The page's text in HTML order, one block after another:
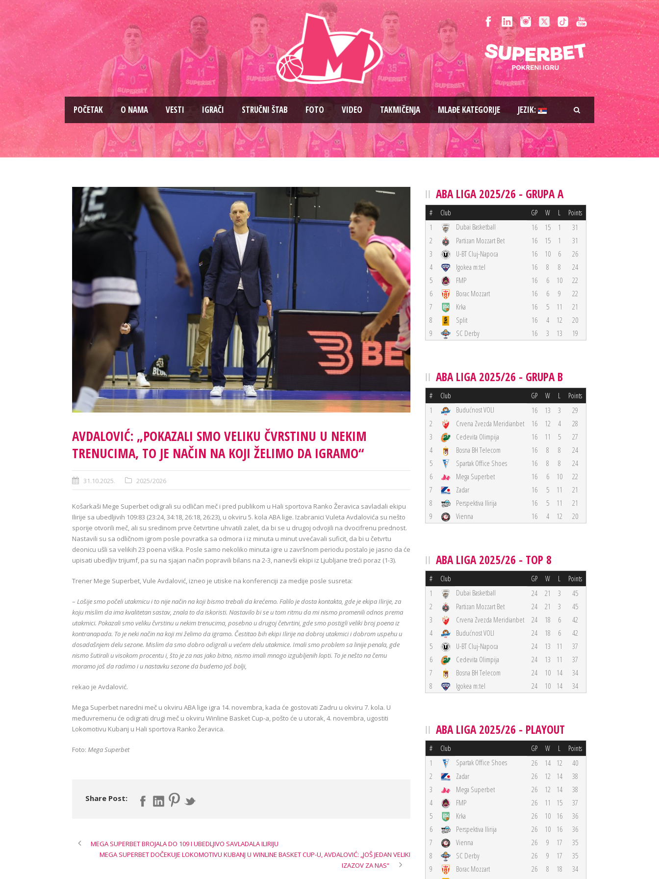
PОČETAK O NAMA VESTI IGRAČI STRUČNI ŠTAB FOTO VIDEO TAKMIČENJA MLAĐE KATEGORIJE JEZIK:
AVDALOVIĆ: „POKAZALI SMO VELIKU ČVRSTINU U NEKIM
TRENUCIMA, TO JE NAČIN NA KOJI ŽELIMO DA IGRAMO“
31.10.2025. 2025/2026
Košarkaši Mege Superbet odigrali su odličan meč i pred publikom u Hali sportova Ranko Žeravica savladali ekipu
Ilirije sa ubedljivih 109:83 (23:24, 34:18, 26:18, 26:23), u okviru 5. kola ABA lige. Izabranici Vuleta Avdalovića su nešto
sporije otvorili meč, ali su sredinom prve četvrtine uhvatili zalet, da bi se u drugoj odvojili na dvocifrenu prednost.
Nastavili su sa odličnom igrom posle povratka sa odmora i iz minuta u minut uvećavali suficit, da bi u četvrtu
deonicu ušli sa velikih 23 poena viška. Posle samo nekoliko minuta igre u završnom periodu postalo je jasno da će
upisati ubedljiv trijumf, pa su na sjajan način popravili bilans na 2-3, nanevši ekipi iz Ljubljane treći poraz (1-3).
Trener Mege Superbet, Vule Avdalović, izneo je utiske na konferenciji za medije posle susreta:
– Lošije smo počeli utakmicu i to nije način na koji bismo trebali da krećemo. Falilo je dosta kontakta, gde je ekipa Ilirije, za
koju mislim da ima kvalitetan sastav, znala to da iskoristi. Nastavilo bi se u tom ritmu da mi nismo promenili odnos prema
utakmici. Pokazali smo veliku čvrstinu u nekim trenucima, posebno u drugoj četvrtini, gde smo postigli veliki broj poena iz
kontranapada. To je neki način na koji mi želimo da igramo. Čestitao bih ekipi Ilirije na dobroj utakmici i dobrom uspehu u
dosadašnjem delu sezone. Mislim da smo dobro odigrali u većem delu utakmice. Imali smo problem sa linije penala, gde
nismo šutirali u visokom procentu i, što je za nas jako bitno, nismo imali mnogo izgubljenih lopti. To je nešto na čemu
moramo još da radimo i u nastavku sezone da budemo još bolji,
rekao je Avdalović.
Mega Superbet naredni meč u okviru ABA lige igra 14. novembra, kada će gostovati Zadru u okviru 7. kola. U
međuvremenu će odigrati drugi meč u okviru Winline Basket Cup-a, pošto će u utorak, 4. novembra, ugostiti
Lokomotivu Kubanj u Hali sportova Ranko Žeravica.
Foto: Mega Superbet
Share Post:
MEGA SUPERBET BROJALA DO 109 I UBEDLJIVO SAVLADALA ILIRIJU
MEGA SUPERBET DOČEKUJE LOKOMOTIVU KUBANJ U WINLINE BASKET CUP-U, AVDALOVIĆ: „JOŠ JEDAN VELIKI
IZAZOV ZA NAS“
ABA LIGA 2025/26 - GRUPA A
# Club GP W L Points
1 Dubai Basketball 16 15 1
31
2
Partizan Mozzart Bet 16 15 1
31
3
U-BT Cluj-Napoca 16 10 6
26
4
Igokea m:tel 16 8 8
24
5
FMP 16 6 10
22
6
Borac Mozzart 16 6 9
22
7
Krka 16 5 11
21
8
Split 16 4 12
20
9
SC Derby 16 3 13 19
ABA LIGA 2025/26 - GRUPA B
# Club GP W L Points
1 Budućnost VOLI 16 13 3
29
2
Crvena Zvezda Meridianbet 16 12 4
28
3
Cedevita Olimpija 16 11 5
27
4
Bosna BH Telecom 16 8 8
24
5
Spartak Office Shoes 16 8 8
24
6
Mega Superbet 16 6 10
22
7
Zadar 16 5 11
21
8
Perspektiva Ilirija 16 5 11
21
9
Vienna 16 4 12 20
ABA LIGA 2025/26 - TOP 8
# Club GP W L Points
1 Dubai Basketball 24 21 3
45
2
Partizan Mozzart Bet 24 21 3
45
3
Crvena Zvezda Meridianbet 24 18 6
42
4
Budućnost VOLI 24 18 6
42
5
U-BT Cluj-Napoca 24 13 11
37
6
Cedevita Olimpija 24 13 11
37
7
Bosna BH Telecom 24 10 14
34
8
Igokea m:tel 24 10 14 34
ABA LIGA 2025/26 - PLAYOUT
# Club GP W L Points
1 Spartak Office Shoes 26 14 12
40
2
Zadar 26 12 14
38
3
Mega Superbet 26 12 14
38
4
FMP 26 11 15
37
5
Krka 26 10 16
36
6
Perspektiva Ilirija 26 10 16
36
7
Vienna 26 9 17
35
8
SC Derby 26 9 17
35
9
Borac Mozzart 26 8 18
34